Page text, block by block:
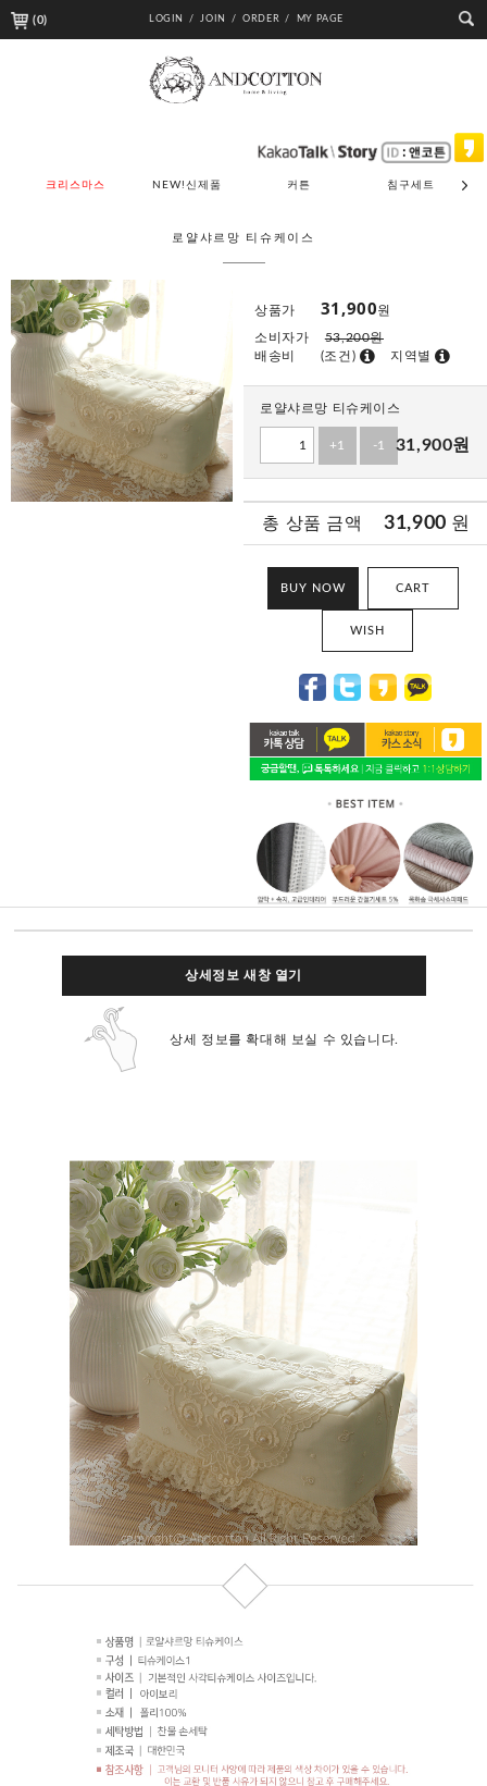
(0) LOGIN / JOIN / ORDER / MY PAGE
크리스마스 NEW!신제품 커튼 침구세트
로얄샤르망 티슈케이스
상품가 31,900원
소비자가
53,200원
배송비
(조건) 지역별
로얄샤르망 티슈케이스
+1 -1 31,900원
총 상품 금액 31,900 원
BUY NOW CART
WISH
상세정보 새창 열기
상세 정보를 확대해 보실 수 있습니다.